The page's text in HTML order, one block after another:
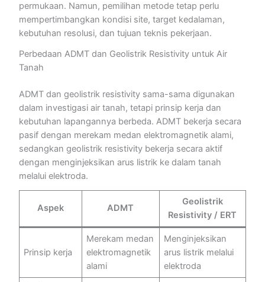
permukaan. Namun, pemilihan metode tetap perlu
mempertimbangkan kondisi site, target kedalaman,
kebutuhan resolusi, dan tujuan teknis pekerjaan.
Perbedaan ADMT dan Geolistrik Resistivity untuk Air
Tanah
ADMT dan geolistrik resistivity sama-sama digunakan
dalam investigasi air tanah, tetapi prinsip kerja dan
kebutuhan lapangannya berbeda. ADMT bekerja secara
pasif dengan merekam medan elektromagnetik alami,
sedangkan geolistrik resistivity bekerja secara aktif
dengan menginjeksikan arus listrik ke dalam tanah
melalui elektroda.
Aspek ADMT
Geolistrik
Resistivity / ERT
Prinsip kerja
Merekam medan
elektromagnetik
alami
Menginjeksikan
arus listrik melalui
elektroda